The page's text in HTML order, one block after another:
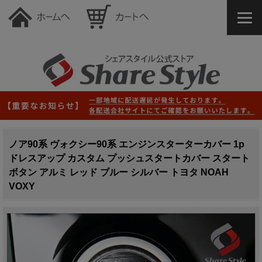
ノア90系 ヴォクシー90系 エンジンスターターカバー 1p
ドレスアップ カスタム プッシュスタートカバー スタート
ボタン アルミ レッド ブルー シルバー トヨタ NOAH
VOXY